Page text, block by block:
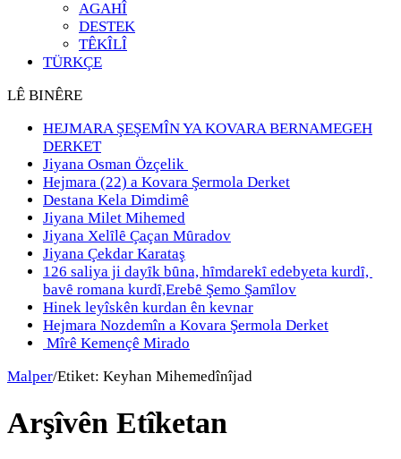
AGAHÎ
DESTEK
TÊKÎLÎ
TÜRKÇE
LÊ BINÊRE
HEJMARA ŞEŞEMÎN YA KOVARA BERNAMEGEH
DERKET
Jiyana Osman Özçelik
Hejmara (22) a Kovara Şermola Derket
Destana Kela Dimdimê
Jiyana Milet Mihemed
Jiyana Xelȋlȇ Çaçan Mȗradov
Jiyana Çekdar Karataş
126 saliya ji dayȋk bȗna, hȋmdarekȋ edebyeta kurdȋ,
bavȇ romana kurdȋ,Erebȇ Şemo Şamȋlov
Hinek leyîskên kurdan ên kevnar
Hejmara Nozdemîn a Kovara Şermola Derket
Mîrê Kemençê Mirado
Malper/Etiket: Keyhan Mihemedînîjad
Arşîvên Etîketan